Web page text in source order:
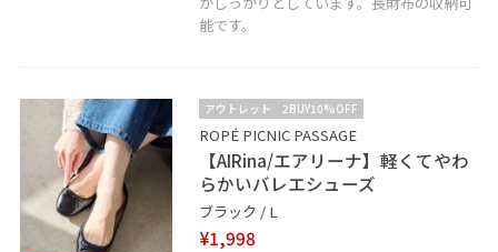
能です。
アウトレット 2BUY10%OFF
ROPÉ PICNIC PASSAGE
【AIRina/エアリーナ】軽くてやわ
らかいバレエシューズ
ブラック / L
¥1,998